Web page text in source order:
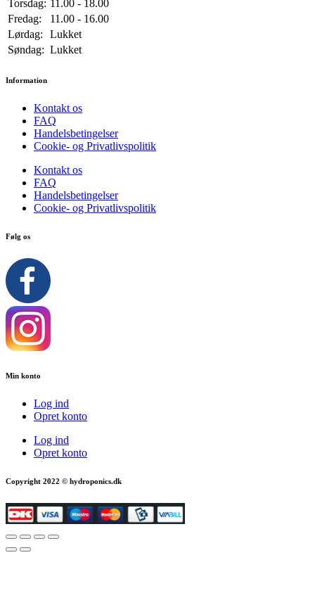
Torsdag: 11.00 - 18.00
Fredag:
11.00 - 16.00
Lørdag:
Lukket
Søndag: Lukket
Information
Kontakt os
FAQ
Handelsbetingelser
Cookie- og Privatlivspolitik
Kontakt os
FAQ
Handelsbetingelser
Cookie- og Privatlivspolitik
Følg os
Min konto
Log ind
Opret konto
Log ind
Opret konto
Copyright 2022 © hydroponics.dk